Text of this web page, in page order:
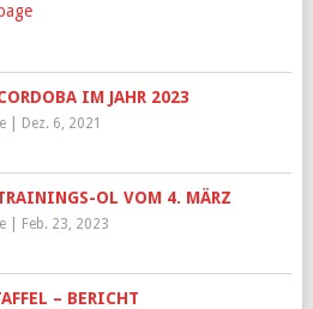
IM JAHR 2023
| Dez. 6, 2021
OL VOM 4. MÄRZ
| Feb. 23, 2023
– BERICHT